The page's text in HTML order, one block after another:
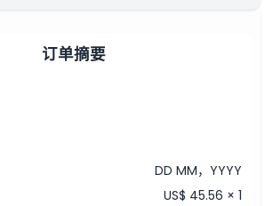
订单摘要
DD MM，YYYY
US$ 45.56 × 1